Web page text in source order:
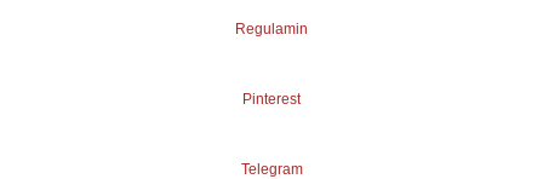
Regulamin
Pinterest
Telegram